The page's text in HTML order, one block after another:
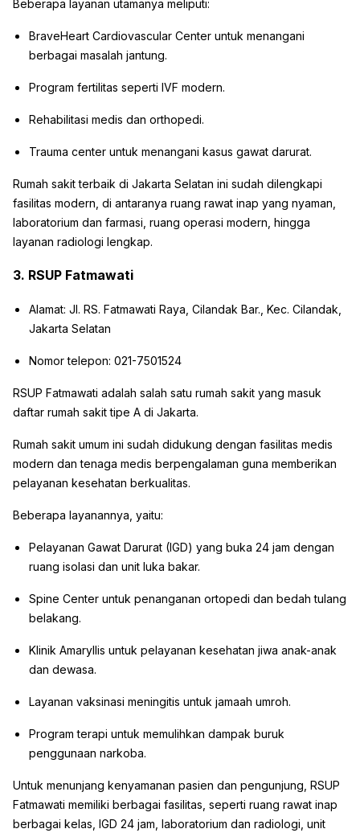
Beberapa layanan utamanya meliputi:
BraveHeart Cardiovascular Center untuk menangani
berbagai masalah jantung.
Program fertilitas seperti IVF modern.
Rehabilitasi medis dan orthopedi.
Trauma center untuk menangani kasus gawat darurat.
Rumah sakit terbaik di Jakarta Selatan ini sudah dilengkapi
fasilitas modern, di antaranya ruang rawat inap yang nyaman,
laboratorium dan farmasi, ruang operasi modern, hingga
layanan radiologi lengkap.
3. RSUP Fatmawati
Alamat: Jl. RS. Fatmawati Raya, Cilandak Bar., Kec. Cilandak,
Jakarta Selatan
Nomor telepon: 021-7501524
RSUP Fatmawati adalah salah satu rumah sakit yang masuk
daftar rumah sakit tipe A di Jakarta.
Rumah sakit umum ini sudah didukung dengan fasilitas medis
modern dan tenaga medis berpengalaman guna memberikan
pelayanan kesehatan berkualitas.
Beberapa layanannya, yaitu:
Pelayanan Gawat Darurat (IGD) yang buka 24 jam dengan
ruang isolasi dan unit luka bakar.
Spine Center untuk penanganan ortopedi dan bedah tulang
belakang.
Klinik Amaryllis untuk pelayanan kesehatan jiwa anak-anak
dan dewasa.
Layanan vaksinasi meningitis untuk jamaah umroh.
Program terapi untuk memulihkan dampak buruk
penggunaan narkoba.
Untuk menunjang kenyamanan pasien dan pengunjung, RSUP
Fatmawati memiliki berbagai fasilitas, seperti ruang rawat inap
berbagai kelas, IGD 24 jam, laboratorium dan radiologi, unit